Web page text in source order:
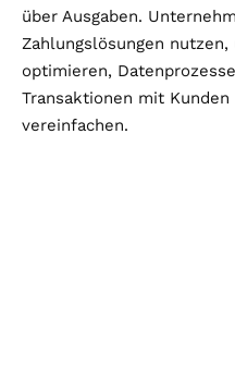
über Ausgaben.
Zahlungslösungen
optimieren,
Transaktionen mit
vereinfachen.